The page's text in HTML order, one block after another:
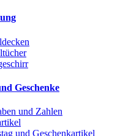
Geschenke
und Zahlen
und Geschenkartikel